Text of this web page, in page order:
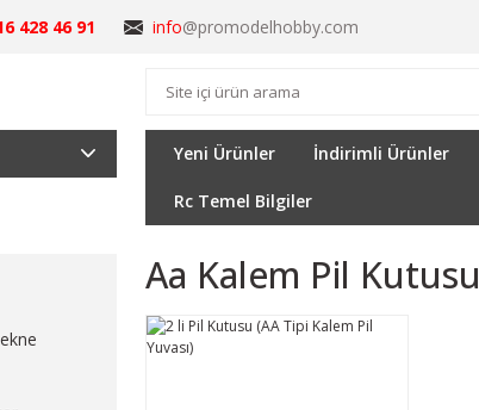
428 46 91 info@promodelhobby.com
Yeni Ürünler İndirimli Ürünler
Rc Temel Bilgiler
Aa Kalem Pil Kutusu